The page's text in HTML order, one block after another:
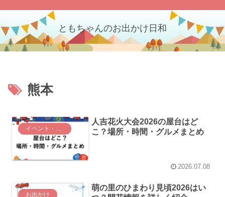
ともちゃんのお出かけ日和
熊本
人吉花火大会2026の屋台はど
こ？場所・時間・グルメまとめ
2026.07.08
お出かけ
萌の里のひまわり見頃2026はい